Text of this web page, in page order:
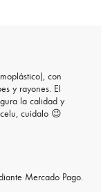
con
y rayones. El
la calidad y
cuidalo 😉
Mercado Pago.